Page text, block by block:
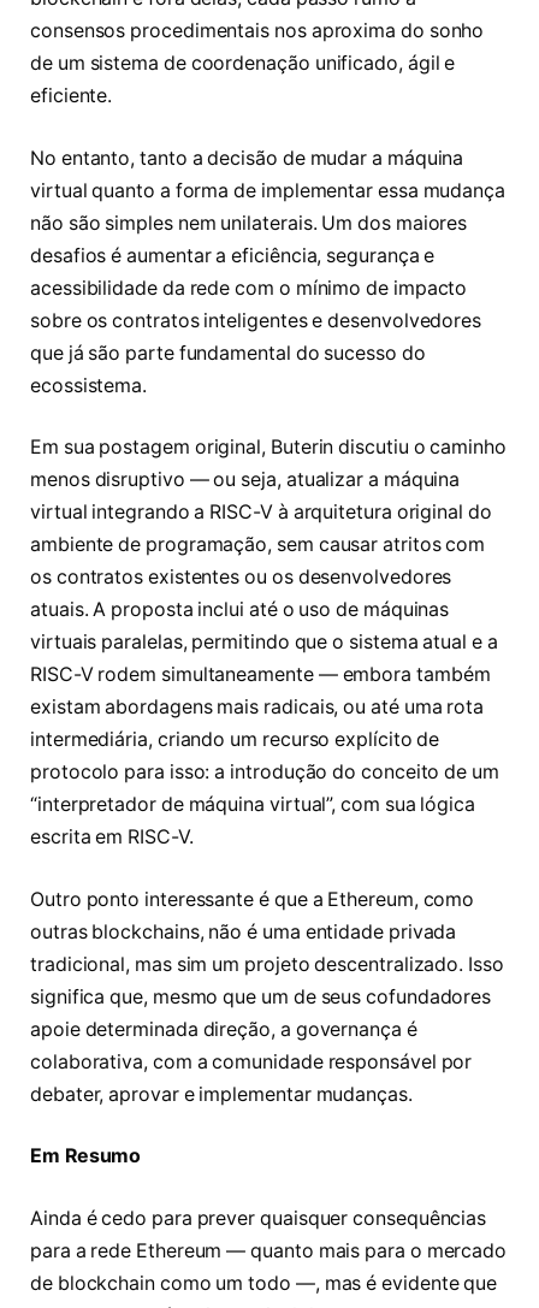
consensos procedimentais nos aproxima do sonho
de um sistema de coordenação unificado, ágil e
eficiente.
No entanto, tanto a decisão de mudar a máquina
virtual quanto a forma de implementar essa mudança
não são simples nem unilaterais. Um dos maiores
desafios é aumentar a eficiência, segurança e
acessibilidade da rede com o mínimo de impacto
sobre os contratos inteligentes e desenvolvedores
que já são parte fundamental do sucesso do
ecossistema.
Em sua postagem original, Buterin discutiu o caminho
menos disruptivo — ou seja, atualizar a máquina
virtual integrando a RISC-V à arquitetura original do
ambiente de programação, sem causar atritos com
os contratos existentes ou os desenvolvedores
atuais. A proposta inclui até o uso de máquinas
virtuais paralelas, permitindo que o sistema atual e a
RISC-V rodem simultaneamente — embora também
existam abordagens mais radicais, ou até uma rota
intermediária, criando um recurso explícito de
protocolo para isso: a introdução do conceito de um
“interpretador de máquina virtual”, com sua lógica
escrita em RISC-V.
Outro ponto interessante é que a Ethereum, como
outras blockchains, não é uma entidade privada
tradicional, mas sim um projeto descentralizado. Isso
significa que, mesmo que um de seus cofundadores
apoie determinada direção, a governança é
colaborativa, com a comunidade responsável por
debater, aprovar e implementar mudanças.
Em Resumo
Ainda é cedo para prever quaisquer consequências
para a rede Ethereum — quanto mais para o mercado
de blockchain como um todo —, mas é evidente que